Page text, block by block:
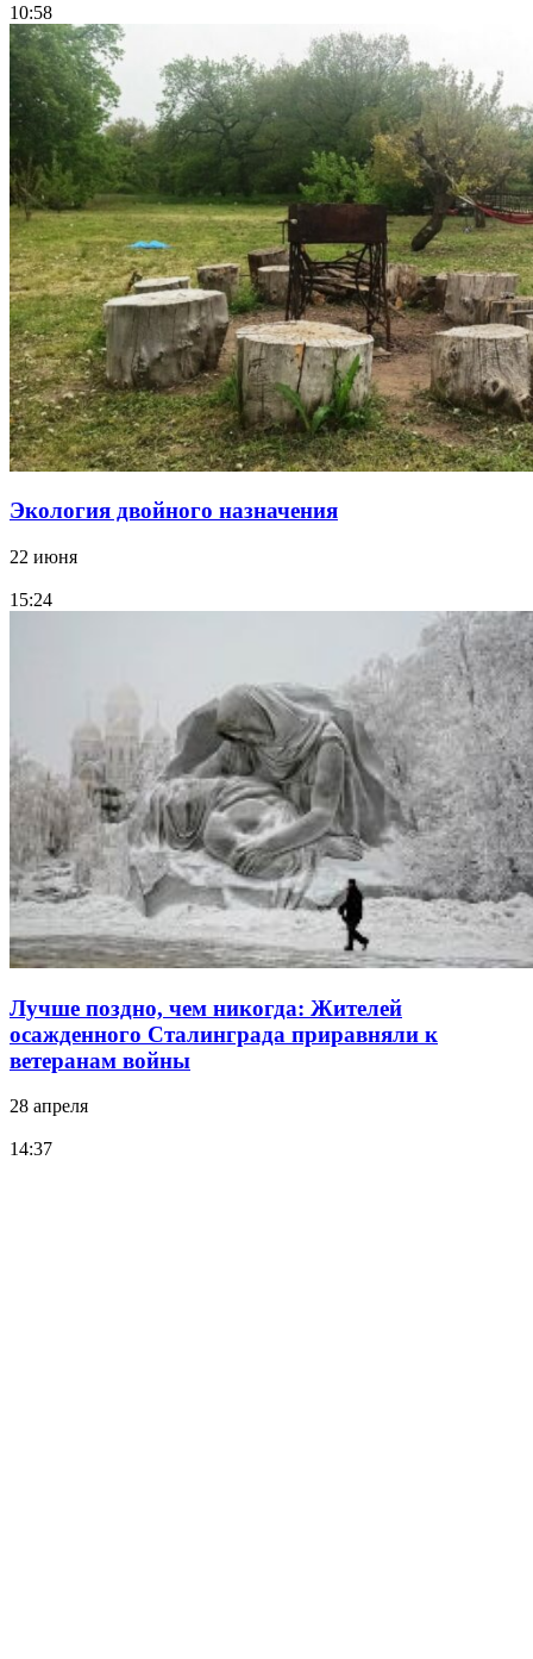
10:58
Экология двойного назначения
22 июня
15:24
Лучше поздно, чем никогда: Жителей
осажденного Сталинграда приравняли к
ветеранам войны
28 апреля
14:37